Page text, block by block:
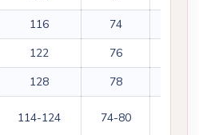
116 74
122 76
128 78
114-124 74-80